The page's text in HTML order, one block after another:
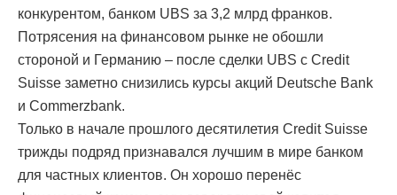
конкурентом, банком UBS за 3,2 млрд франков.
Потрясения на финансовом рынке не обошли
стороной и Германию – после сделки UBS с Credit
Suisse заметно снизились курсы акций Deutsche Bank
и Commerzbank.
Только в начале прошлого десятилетия Credit Suisse
трижды подряд признавался лучшим в мире банком
для частных клиентов. Он хорошо перенёс